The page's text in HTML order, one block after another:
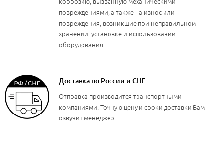
повреждениями, а также на износ или
повреждения, возникшие при неправильном
хранении, установке и использовании
оборудования.
Доставка по России и СНГ
Отправка производится транспортными
компаниями. Точную цену и сроки доставки Вам
озвучит менеджер.